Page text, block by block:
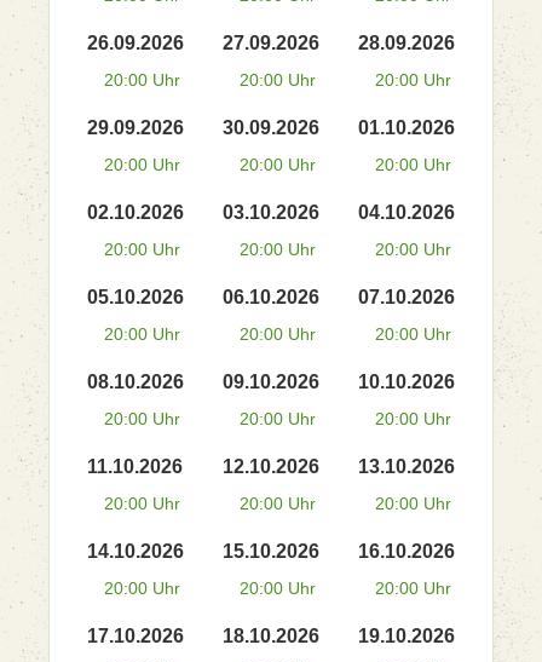
26.09.2026
20:00 Uhr
27.09.2026
20:00 Uhr
28.09.2026
20:00 Uhr
29.09.2026
20:00 Uhr
30.09.2026
20:00 Uhr
01.10.2026
20:00 Uhr
02.10.2026
20:00 Uhr
03.10.2026
20:00 Uhr
04.10.2026
20:00 Uhr
05.10.2026
20:00 Uhr
06.10.2026
20:00 Uhr
07.10.2026
20:00 Uhr
08.10.2026
20:00 Uhr
09.10.2026
20:00 Uhr
10.10.2026
20:00 Uhr
11.10.2026
20:00 Uhr
12.10.2026
20:00 Uhr
13.10.2026
20:00 Uhr
14.10.2026
20:00 Uhr
15.10.2026
20:00 Uhr
16.10.2026
20:00 Uhr
17.10.2026 18.10.2026 19.10.2026